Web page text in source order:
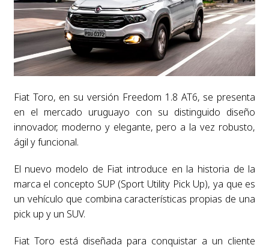
Fiat Toro, en su versión Freedom 1.8 AT6, se presenta
en el mercado uruguayo con su distinguido diseño
innovador, moderno y elegante, pero a la vez robusto,
ágil y funcional.
El nuevo modelo de Fiat introduce en la historia de la
marca el concepto SUP (Sport Utility Pick Up), ya que es
un vehículo que combina características propias de una
pick up y un SUV.
Fiat Toro está diseñada para conquistar a un cliente